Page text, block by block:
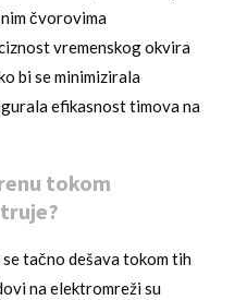
čvorovima
vremenskog okvira
bi se minimizirala
efikasnost timova na
tokom
tačno dešava tokom tih
na elektromreži su